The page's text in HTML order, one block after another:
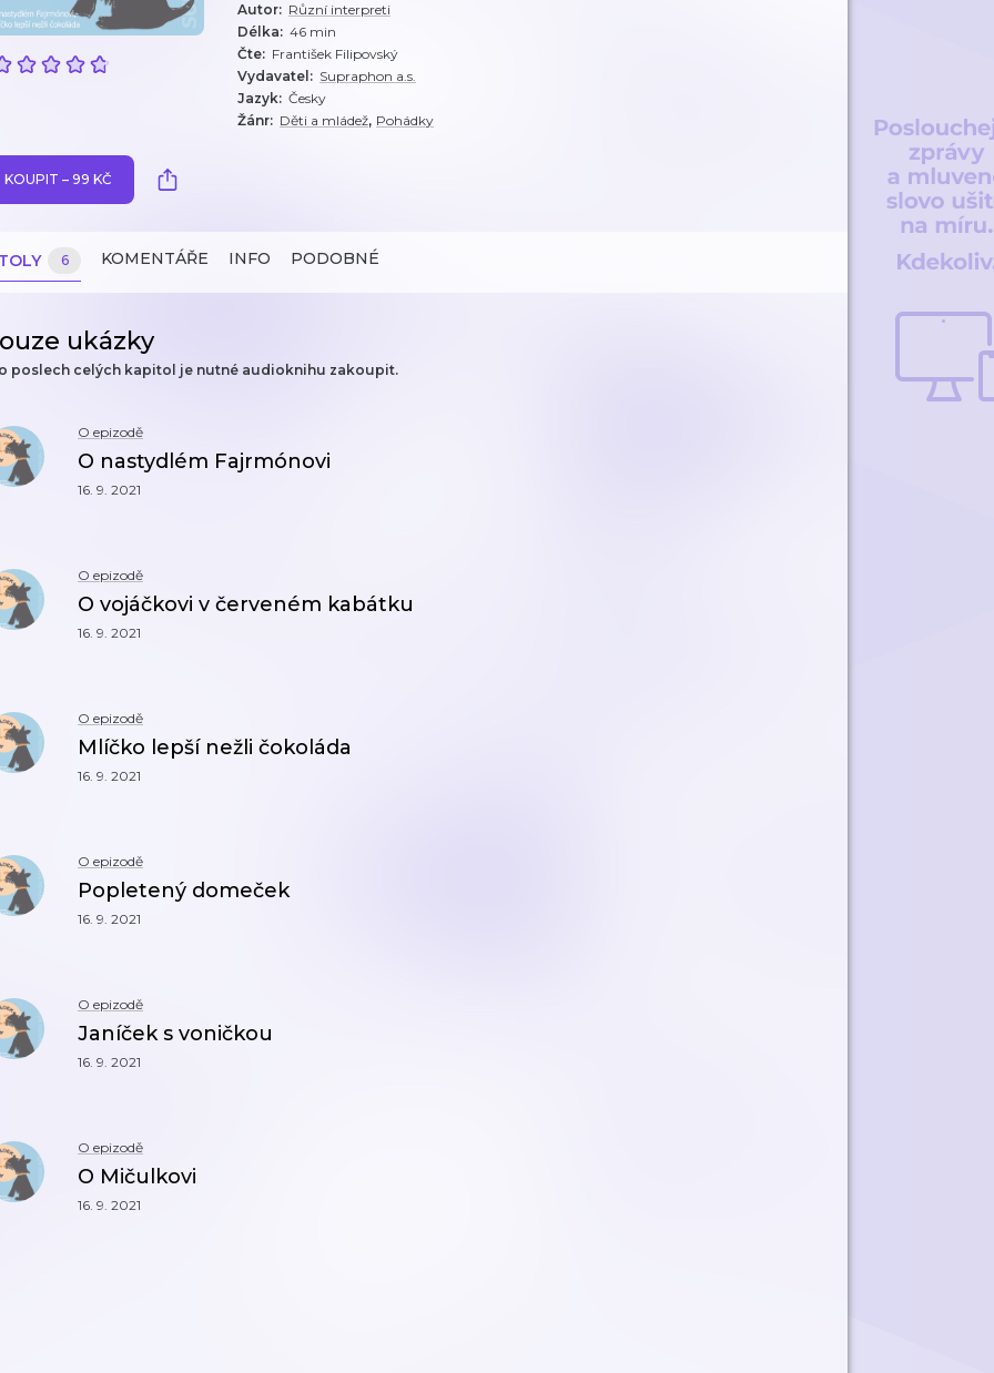
Autor: Různí interpreti
Délka: 46 min
Čte: František Filipovský
Vydavatel : Supraphon a.s.
Jazyk: Česky
Žánr: Děti a mládež, Pohádky
KOUPIT – 99 KČ
6 KOMENTÁŘE INFO PODOBNÉ
ukázky
poslech celých kapitol je nutné audioknihu zakoupit.
O epizodě
O nastydlém Fajrmónovi
16. 9. 2021
O epizodě
O vojáčkovi v červeném kabátku
16. 9. 2021
O epizodě
Mlíčko lepší nežli čokoláda
16. 9. 2021
O epizodě
Popletený domeček
16. 9. 2021
O epizodě
Janíček s voničkou
16. 9. 2021
O epizodě
O Mičulkovi
16. 9. 2021